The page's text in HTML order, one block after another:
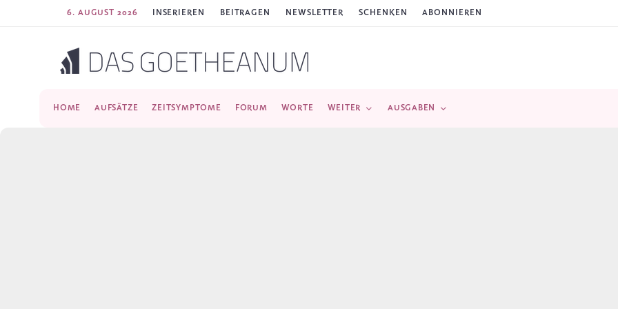
6. AUGUST 2026 INSERIEREN BEITRAGEN NEWSLETTER SCHENKEN ABONNIEREN
HOME AUFSÄTZE ZEITSYMPTOME FORUM WORTE WEITER AUSGABEN